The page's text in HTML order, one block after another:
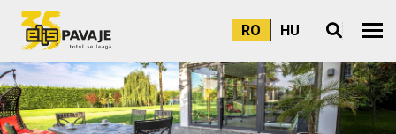
RO HU Meniu